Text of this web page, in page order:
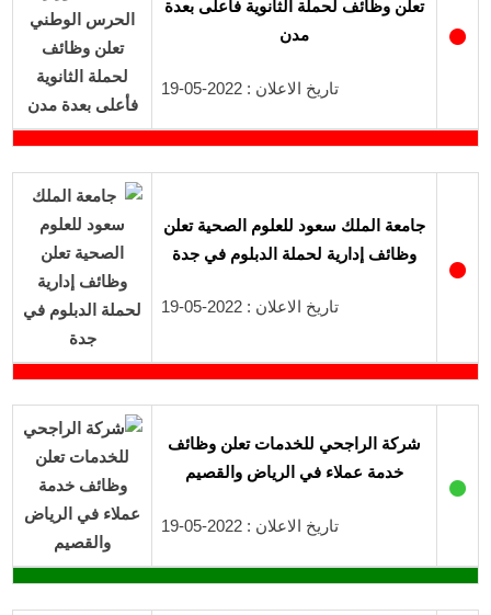
●
تعلن وظائف لحملة الثانوية فأعلى بعدة
مدن
تاريخ الاعلان : 2022-05-19
●
جامعة الملك سعود للعلوم الصحية تعلن
وظائف إدارية لحملة الدبلوم في جدة
تاريخ الاعلان : 2022-05-19
●
شركة الراجحي للخدمات تعلن وظائف
خدمة عملاء في الرياض والقصيم
تاريخ الاعلان : 2022-05-19